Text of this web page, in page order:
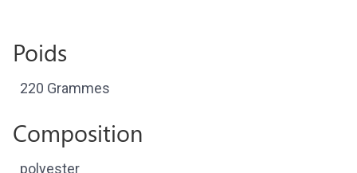
Poids
220 Grammes
Composition
polyester